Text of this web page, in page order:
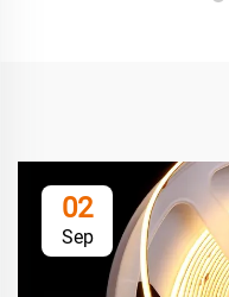
02
Sep